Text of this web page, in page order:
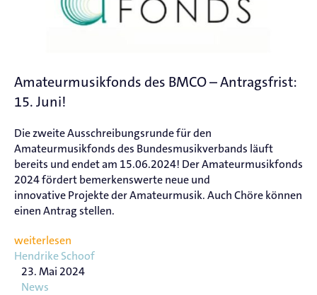
Amateurmusikfonds des BMCO – Antragsfrist:
15. Juni!
Die zweite Ausschreibungsrunde für den
Amateurmusikfonds des Bundesmusikverbands läuft
bereits und endet am 15.06.2024! Der Amateurmusikfonds
2024 fördert bemerkenswerte neue und
innovative Projekte der Amateurmusik. Auch Chöre können
einen Antrag stellen.
weiterlesen
Hendrike Schoof
23. Mai 2024
News